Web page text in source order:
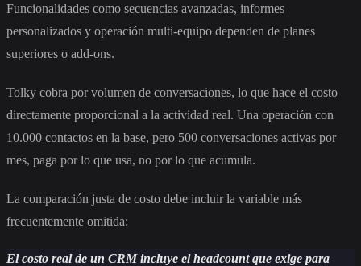
Funcionalidades como secuencias avanzadas, informes
personalizados y operación multi-equipo dependen de planes
superiores o add-ons.
Tolky cobra por volumen de conversaciones, lo que hace el costo
directamente proporcional a la actividad real. Una operación con
10.000 contactos en la base, pero 500 conversaciones activas por
mes, paga por lo que usa, no por lo que acumula.
La comparación justa de costo debe incluir la variable más
frecuentemente omitida:
El costo real de un CRM incluye el headcount que exige para